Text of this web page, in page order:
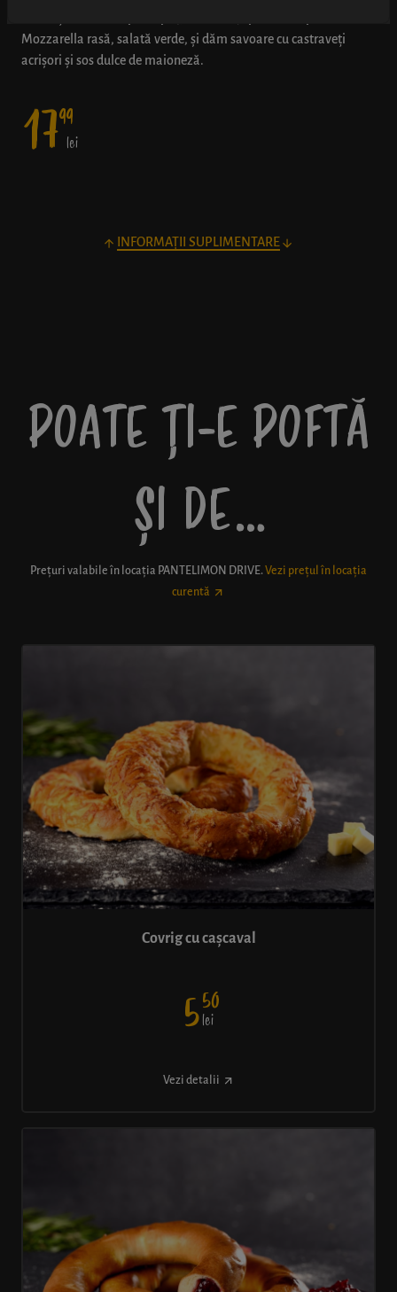
Mozzarella rasă, salată verde, și dăm savoare cu castraveți
acrișori și sos dulce de maioneză.
1799
lei
INFORMAȚII SUPLIMENTARE
POATE ȚI-E POFTĂ
ȘI DE…
Prețuri valabile în locația PANTELIMON DRIVE. Vezi prețul în locația
curentă
Covrig cu cașcaval
550
lei
Vezi detalii